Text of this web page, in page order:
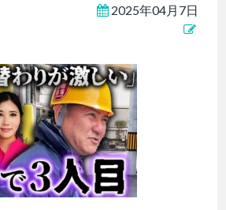
2025年04月7日